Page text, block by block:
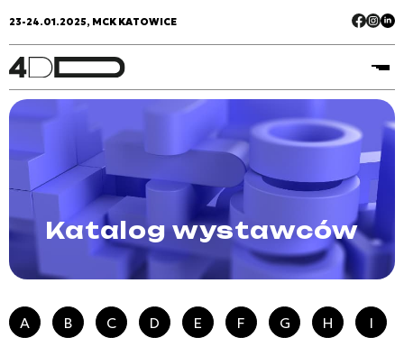
23-24.01.2025, MCK KATOWICE
Katalog wystawców
A B C D E F G H I